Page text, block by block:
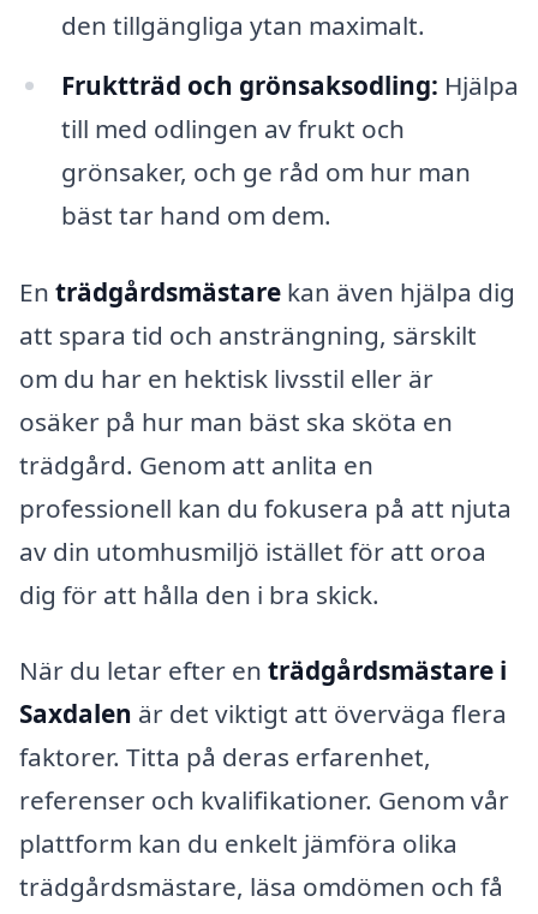
den tillgängliga ytan maximalt.
Fruktträd och grönsaksodling: Hjälpa
till med odlingen av frukt och
grönsaker, och ge råd om hur man
bäst tar hand om dem.
En trädgårdsmästare kan även hjälpa dig
att spara tid och ansträngning, särskilt
om du har en hektisk livsstil eller är
osäker på hur man bäst ska sköta en
trädgård. Genom att anlita en
professionell kan du fokusera på att njuta
av din utomhusmiljö istället för att oroa
dig för att hålla den i bra skick.
När du letar efter en trädgårdsmästare i
Saxdalen är det viktigt att överväga flera
faktorer. Titta på deras erfarenhet,
referenser och kvalifikationer. Genom vår
plattform kan du enkelt jämföra olika
trädgårdsmästare, läsa omdömen och få